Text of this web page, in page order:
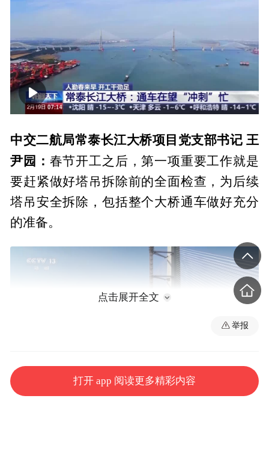
00:00 02:30
中交二航局常泰长江大桥项目党支部书记 王
尹园 ： 春节开工之后，第一项重要工作就是
要赶紧做好塔吊拆除前的全面检查，为后续
塔吊安全拆除，包括整个大桥通车做好充分
的准备。
江面上，施工电梯正搭载着工人沿着常泰长
点击展开全文
举报
打开 app 阅读更多精彩内容